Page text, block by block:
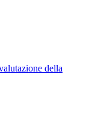
della